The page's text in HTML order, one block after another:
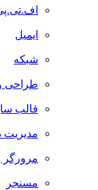
اف.تی.پی
ایمیل
شبکه
طراحی وب
قالب سایت
مدیریت دانلود
مرورگر وب
مسنجر